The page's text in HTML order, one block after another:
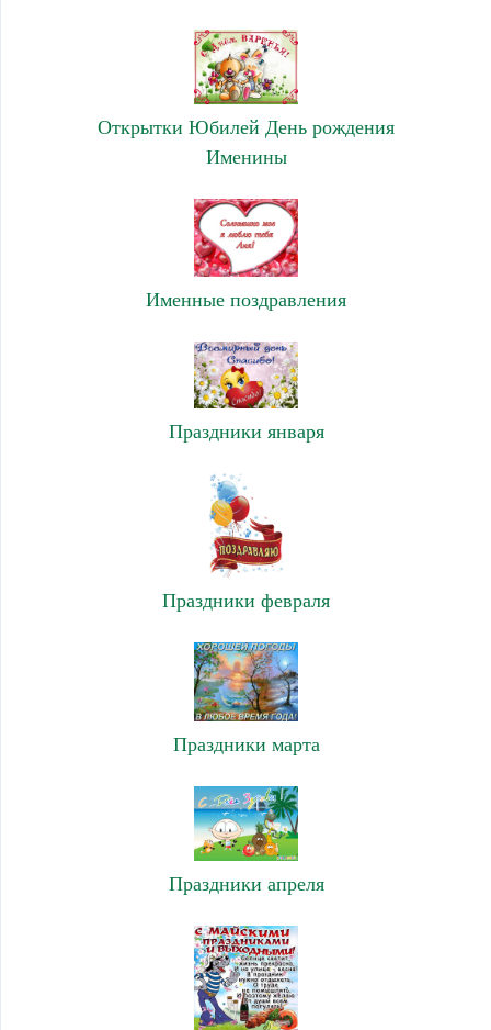
Открытки Юбилей День рождения
Именины
Именные поздравления
Праздники января
Праздники февраля
Праздники марта
Праздники апреля